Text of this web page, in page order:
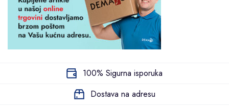
100% Sigurna isporuka
Dostava na adresu